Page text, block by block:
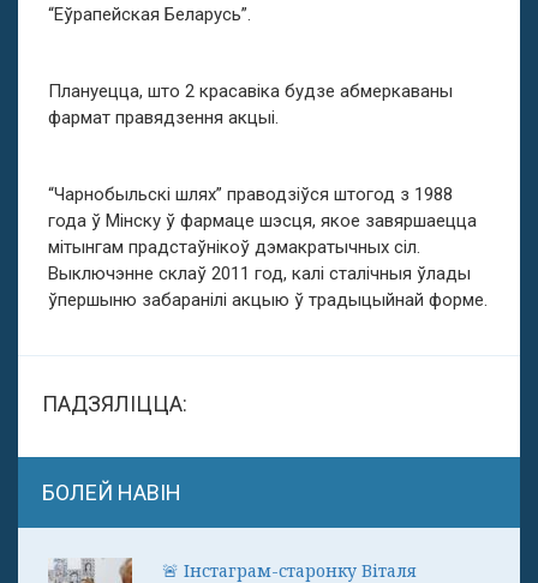
“Еўрапейская Беларусь”.
Плануецца, што 2 красавіка будзе абмеркаваны
фармат правядзення акцыі.
“Чарнобыльскі шлях” праводзіўся штогод з 1988
года ў Мінску ў фармаце шэсця, якое завяршаецца
мітынгам прадстаўнікоў дэмакратычных сіл.
Выключэнне склаў 2011 год, калі сталічныя ўлады
ўпершыню забаранілі акцыю ў традыцыйнай форме.
ПАДЗЯЛІЦЦА:
БОЛЕЙ НАВІН
🚨 Інстаграм-старонку Віталя